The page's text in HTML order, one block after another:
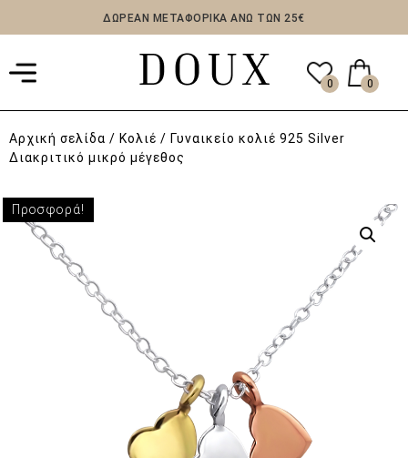
ΔΩΡΕΑΝ ΜΕΤΑΦΟΡΙΚΑ ΑΝΩ ΤΩΝ 25€
0 0
Αρχική σελίδα / Κολιέ / Γυναικείο κολιέ 925 Silver
Διακριτικό μικρό μέγεθος
Προσφορά!